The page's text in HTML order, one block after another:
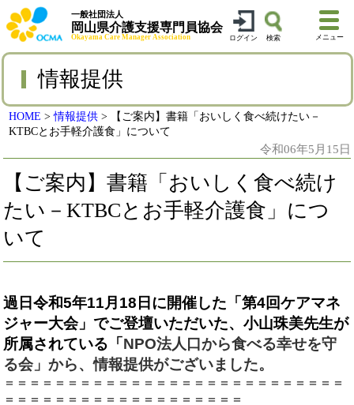
一般社団法人
岡山県介護支援専門員協会
Okayama Care Manager Association ログイン 検索 メニュー
情報提供
HOME >情報提供 >
【ご案内】書籍「おいしく食べ続けたい－
KTBCとお手軽介護食」について
令和06年5月15日
【ご案内】書籍「おいしく食べ続け
たい－KTBCとお手軽介護食」につ
いて
過日令和5年11月18日に開催した「第4回ケアマネ
ジャー大会」でご登壇いただいた、小山珠美先生が
所属されている「NPO法人口から食べる幸せを守
る会」から、情報提供がございました。
＝＝＝＝＝＝＝＝＝＝＝＝＝＝＝＝＝＝＝＝＝＝＝＝＝＝＝
＝＝＝＝＝＝＝＝＝＝＝＝＝＝＝＝＝＝＝